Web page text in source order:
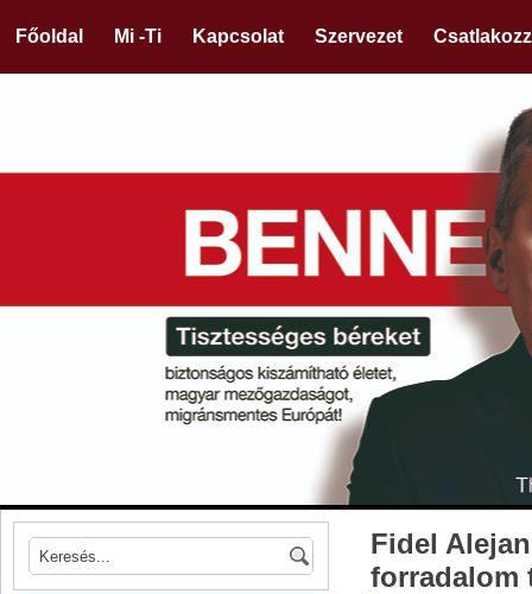
Főoldal Mi -Ti Kapcsolat Szervezet Csatlakozz
Fidel
forradalom